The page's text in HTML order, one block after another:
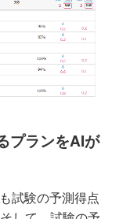
プランをAIが
試験の予測得点